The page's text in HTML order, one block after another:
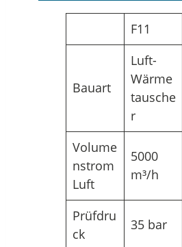
F11
Bauart
Luft-
Wärme
tausche
r
Volume
nstrom
Luft
5000
m³/h
Prüfdru
ck
35 bar